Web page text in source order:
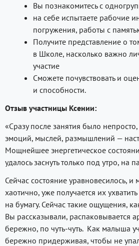
Вы познакомитесь с
на себе испытаете рабочие
погружения, работы с
Получите представление о
в Школе, насколько важно
участие
Сможете почувствовать и
и способности.
Отзыв участницы Ксении:
«Сразу после занятия было
эмоций, мыслей, размышлений —
Мощнейшее энергетическое
удалось заснуть только под утро, на
Сейчас состояние уравновесилось, и
хаотично, уже получается их
на бумагу. Сейчас такие ощущения,
Вы рассказывали, распаковывается
бережно, по чуть-чуть. Как малыша
бережно придерживая, чтобы не